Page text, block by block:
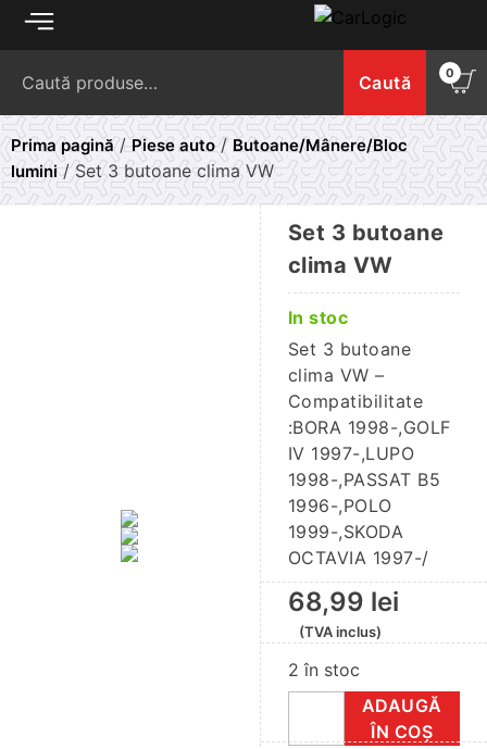
Skip
Caută 0
Prima pagină/Piese auto/ Butoane/Mânere/Bloc
lumini/ Set 3 butoane clima VW
Set 3 butoane
clima VW
In stoc
Set 3 butoane
clima VW –
Compatibilitate
:BORA 1998-,GOLF
IV 1997-,LUPO
1998-,PASSAT B5
1996-,POLO
1999-,SKODA
OCTAVIA 1997-/
68,99 lei
(TVA inclus)
2 în stoc
Cantitate
ADAUGĂ
ÎN COȘ